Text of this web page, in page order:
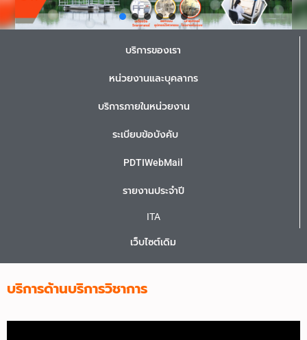
บริการของเรา
หน่วยงานและบุคลากร
บริการภายในหน่วยงาน
ระเบียบข้อบังคับ
PDTIWebMail
รายงานประจำปี
ITA
เว็บไซต์เดิม
บริการด้านบริการวิชาการ